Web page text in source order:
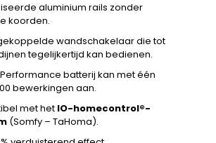
aluminium rails zonder
koorden.
wandschakelaar die tot
tegelijkertijd kan bedienen.
batterij kan met één
bewerkingen aan.
met het IO-homecontrol®-
(Somfy – TaHoma).